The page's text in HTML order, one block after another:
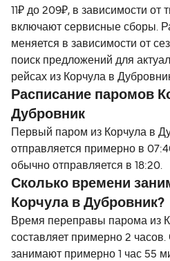
11₽ до 209₽, в зависимости
включают сервисные сборы.
меняется в зависимости от
поиск предложений для
рейсах из Корчула в
Расписание паромов
Дубровник
Первый паром из Корчула в
отправляется примерно в
обычно отправляется в 18:20.
Сколько времени
Корчула в Дубровник?
Время переправы парома из
составляет примерно 2
занимают примерно 1 час 55